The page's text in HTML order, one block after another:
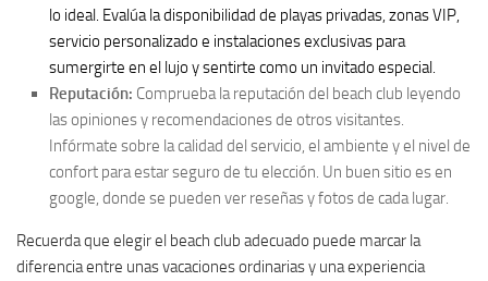
lo ideal. Evalúa la disponibilidad de playas privadas, zonas VIP,
servicio personalizado e instalaciones exclusivas para
sumergirte en el lujo y sentirte como un invitado especial.
Reputación: Comprueba la reputación del beach club leyendo
las opiniones y recomendaciones de otros visitantes.
Infórmate sobre la calidad del servicio, el ambiente y el nivel de
confort para estar seguro de tu elección. Un buen sitio es en
google, donde se pueden ver reseñas y fotos de cada lugar.
Recuerda que elegir el beach club adecuado puede marcar la
diferencia entre unas vacaciones ordinarias y una experiencia